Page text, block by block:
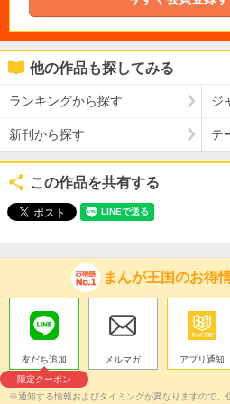
他の作品も探してみる
ランキングから探す ジ
新刊から探す テ
この作品を共有する
まんが王国のお得
友だち追加
限定クーポン
メルマガ アプリ通知
※通知する情報およびタイミングが異なりますので